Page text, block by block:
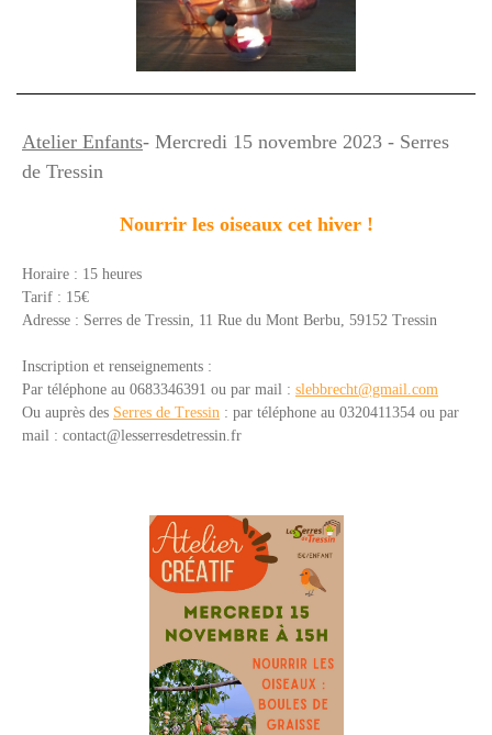
Atelier Enfants- Mercredi 15 novembre 2023 - Serres
de Tressin
Nourrir les oiseaux cet hiver !
Horaire : 15 heures
Tarif : 15€
Adresse : Serres de Tressin, 11 Rue du Mont Berbu, 59152 Tressin
Inscription et renseignements :
Par téléphone au 0683346391 ou par mail : slebbrecht@gmail.com
Ou auprès des Serres de Tressin : par téléphone au 0320411354 ou par
mail : contact@lesserresdetressin.fr